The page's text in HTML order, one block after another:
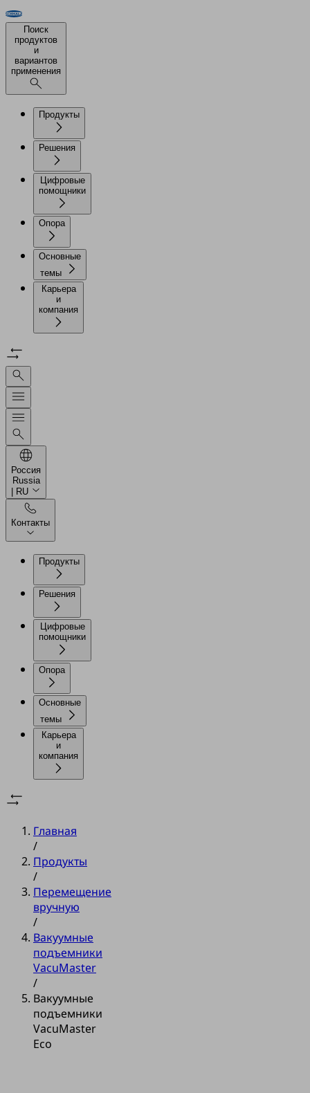
Поиск
продуктов
и
вариантов
применения
Продукты
Решения
Цифровые
помощники
Опора
Основные
темы
Карьера
и
компания
Россия
Russia
| RU
Контакты
Продукты
Решения
Цифровые
помощники
Опора
Основные
темы
Карьера
и
компания
Главная
/
Продукты
/
Перемещение
вручную
/
Вакуумные
подъемники
VacuMaster
/
Вакуумные
подъемники
VacuMaster
Eco